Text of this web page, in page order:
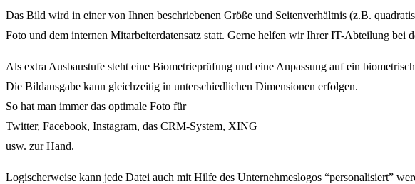
Das Bild wird in einer von Ihnen beschriebenen Größe und Seitenverhältnis (z.B.
Foto und dem internen Mitarbeiterdatensatz statt. Gerne helfen wir Ihrer IT-Abteilung bei
Als extra Ausbaustufe steht eine Biometrieprüfung und eine Anpassung auf ein
Die Bildausgabe kann gleichzeitig in unterschiedlichen Dimensionen erfolgen.
So hat man immer das optimale Foto für
Twitter, Facebook, Instagram, das CRM-System, XING
usw. zur Hand.
Logischerweise kann jede Datei auch mit Hilfe des Unternehmeslogos “personalisiert”